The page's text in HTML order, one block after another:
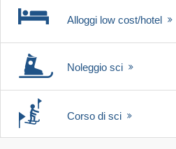
Alloggi low cost/hotel
Noleggio sci
Corso di sci